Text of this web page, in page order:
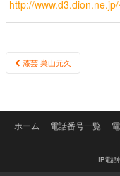
http://
Post
漆芸 巣山元久
ホーム 電話番号一覧
IP電話